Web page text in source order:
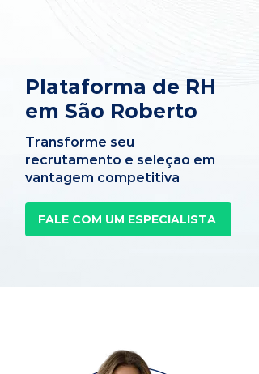
Plataforma de RH
em São Roberto
Transforme seu
recrutamento e seleção em
vantagem competitiva
FALE COM UM ESPECIALISTA